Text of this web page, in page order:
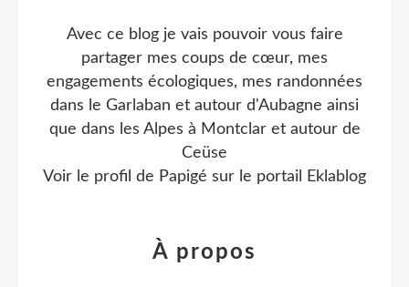
Avec ce blog je vais pouvoir vous faire
partager mes coups de cœur, mes
engagements écologiques, mes randonnées
dans le Garlaban et autour d'Aubagne ainsi
que dans les Alpes à Montclar et autour de
Ceüse
Voir le profil de Papigé sur le portail Eklablog
À propos